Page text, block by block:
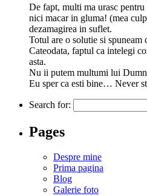
De fapt, multi ma urasc pentru
nici macar in gluma! (mea
dezamagirea in suflet.
Totul are o solutie si spuneam
Cateodata, faptul ca intelegi
asta.
Nu ii putem multumi lui
Eu sper ca esti bine… Never
Search for:
Pages
Despre mine
Prima pagina
Blog
Galerie foto